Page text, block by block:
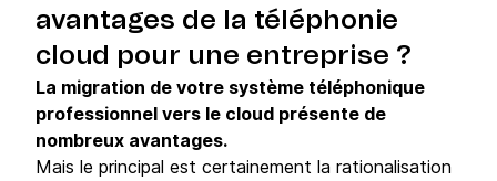
avantages de la téléphonie
cloud pour une entreprise ?
La migration de votre système téléphonique
professionnel vers le cloud présente de
nombreux avantages.
Mais le principal est certainement la rationalisation